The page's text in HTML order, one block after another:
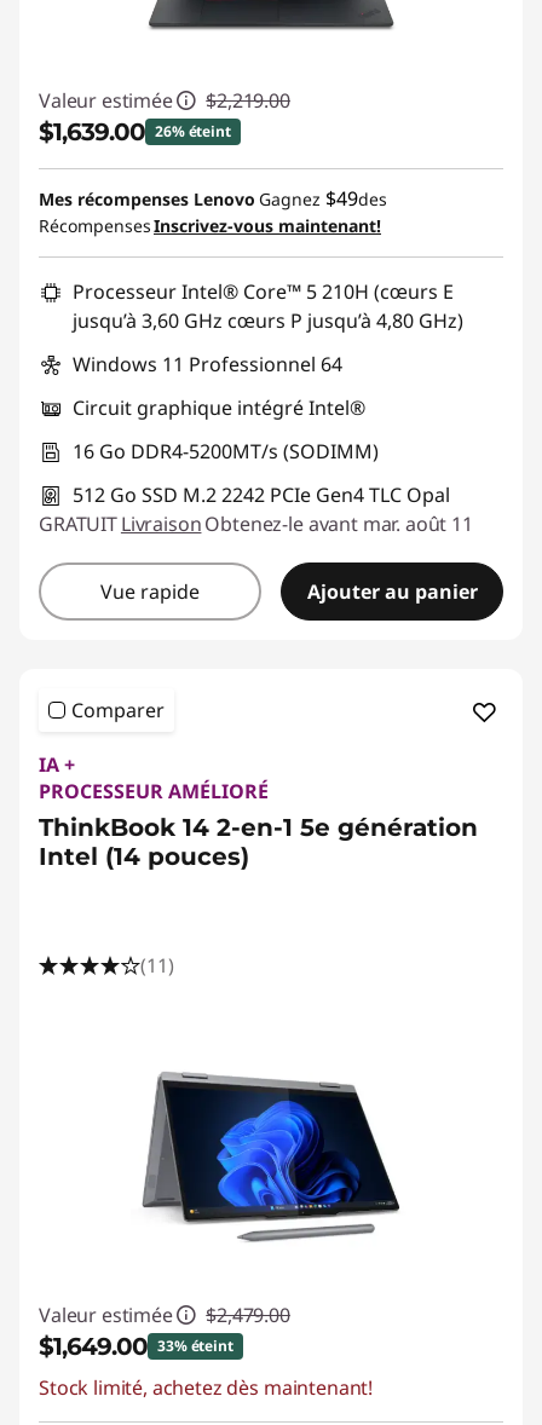
Valeur estimée $2,219.00
$1,639.00 26% éteint
Économies instantanées :-$580.00
Promo price: Max 5 units per order
Mes récompenses Lenovo Gagnez $49des
RécompensesInscrivez-vous maintenant!
Processeur Intel® Core™ 5 210H (cœurs E
jusqu’à 3,60 GHz cœurs P jusqu’à 4,80 GHz)
Windows 11 Professionnel 64
Circuit graphique intégré Intel®
16 Go DDR4-5200MT/s (SODIMM)
512 Go SSD M.2 2242 PCIe Gen4 TLC Opal
GRATUITLivraisonObtenez-le avant mar. août 11
Vue rapide Ajouter au panier
Comparer
IA +
PROCESSEUR AMÉLIORÉ
ThinkBook 14 2-en-1 5e génération
Intel (14 pouces)
(11)
Valeur estimée $2,479.00
$1,649.00 33% éteint
Économies instantanées :-$830.00
Stock limité, achetez dès maintenant!